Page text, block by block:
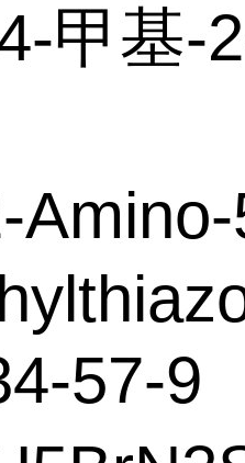
甲基-
57-9